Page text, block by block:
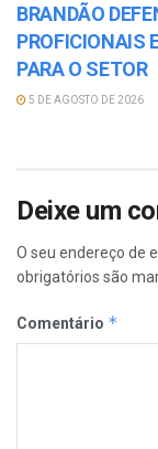
BRANDÃO
PROFICIONAIS
PARA O SETOR
5 DE AGOSTO DE 2026
Deixe um
O seu endereço de
obrigatórios são
Comentário *